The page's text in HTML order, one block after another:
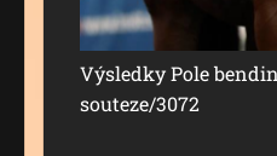
Výsledky Pole
souteze/3072